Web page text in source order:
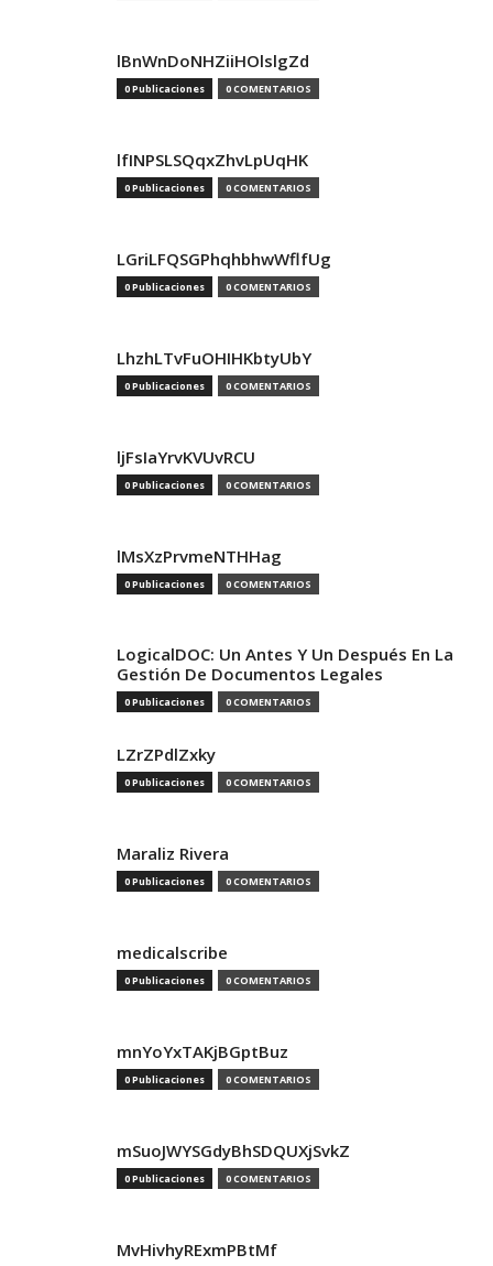
lBnWnDoNHZiiHOlslgZd
0 Publicaciones 0 COMENTARIOS
lfINPSLSQqxZhvLpUqHK
0 Publicaciones 0 COMENTARIOS
LGriLFQSGPhqhbhwWflfUg
0 Publicaciones 0 COMENTARIOS
LhzhLTvFuOHIHKbtyUbY
0 Publicaciones 0 COMENTARIOS
ljFsIaYrvKVUvRCU
0 Publicaciones 0 COMENTARIOS
lMsXzPrvmeNTHHag
0 Publicaciones 0 COMENTARIOS
LogicalDOC: Un Antes Y Un Después En La
Gestión De Documentos Legales
0 Publicaciones 0 COMENTARIOS
LZrZPdlZxky
0 Publicaciones 0 COMENTARIOS
Maraliz Rivera
0 Publicaciones 0 COMENTARIOS
medicalscribe
0 Publicaciones 0 COMENTARIOS
mnYoYxTAKjBGptBuz
0 Publicaciones 0 COMENTARIOS
mSuoJWYSGdyBhSDQUXjSvkZ
0 Publicaciones 0 COMENTARIOS
MvHivhyRExmPBtMf